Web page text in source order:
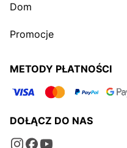
Dom
Promocje
METODY PŁATNOŚCI
DOŁĄCZ DO NAS